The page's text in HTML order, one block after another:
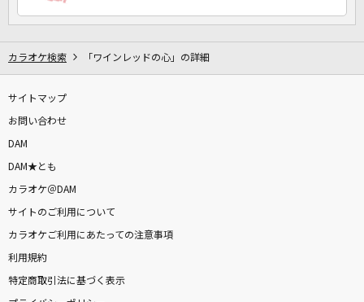
カラオケ検索 「ワインレッドの心」の詳細
サイトマップ
お問い合わせ
DAM
DAM★とも
カラオケ＠DAM
サイトのご利用について
カラオケご利用にあたっての注意事項
利用規約
特定商取引法に基づく表示